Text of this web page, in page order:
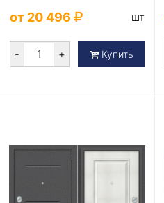
от 20 496 шт
- + Купить